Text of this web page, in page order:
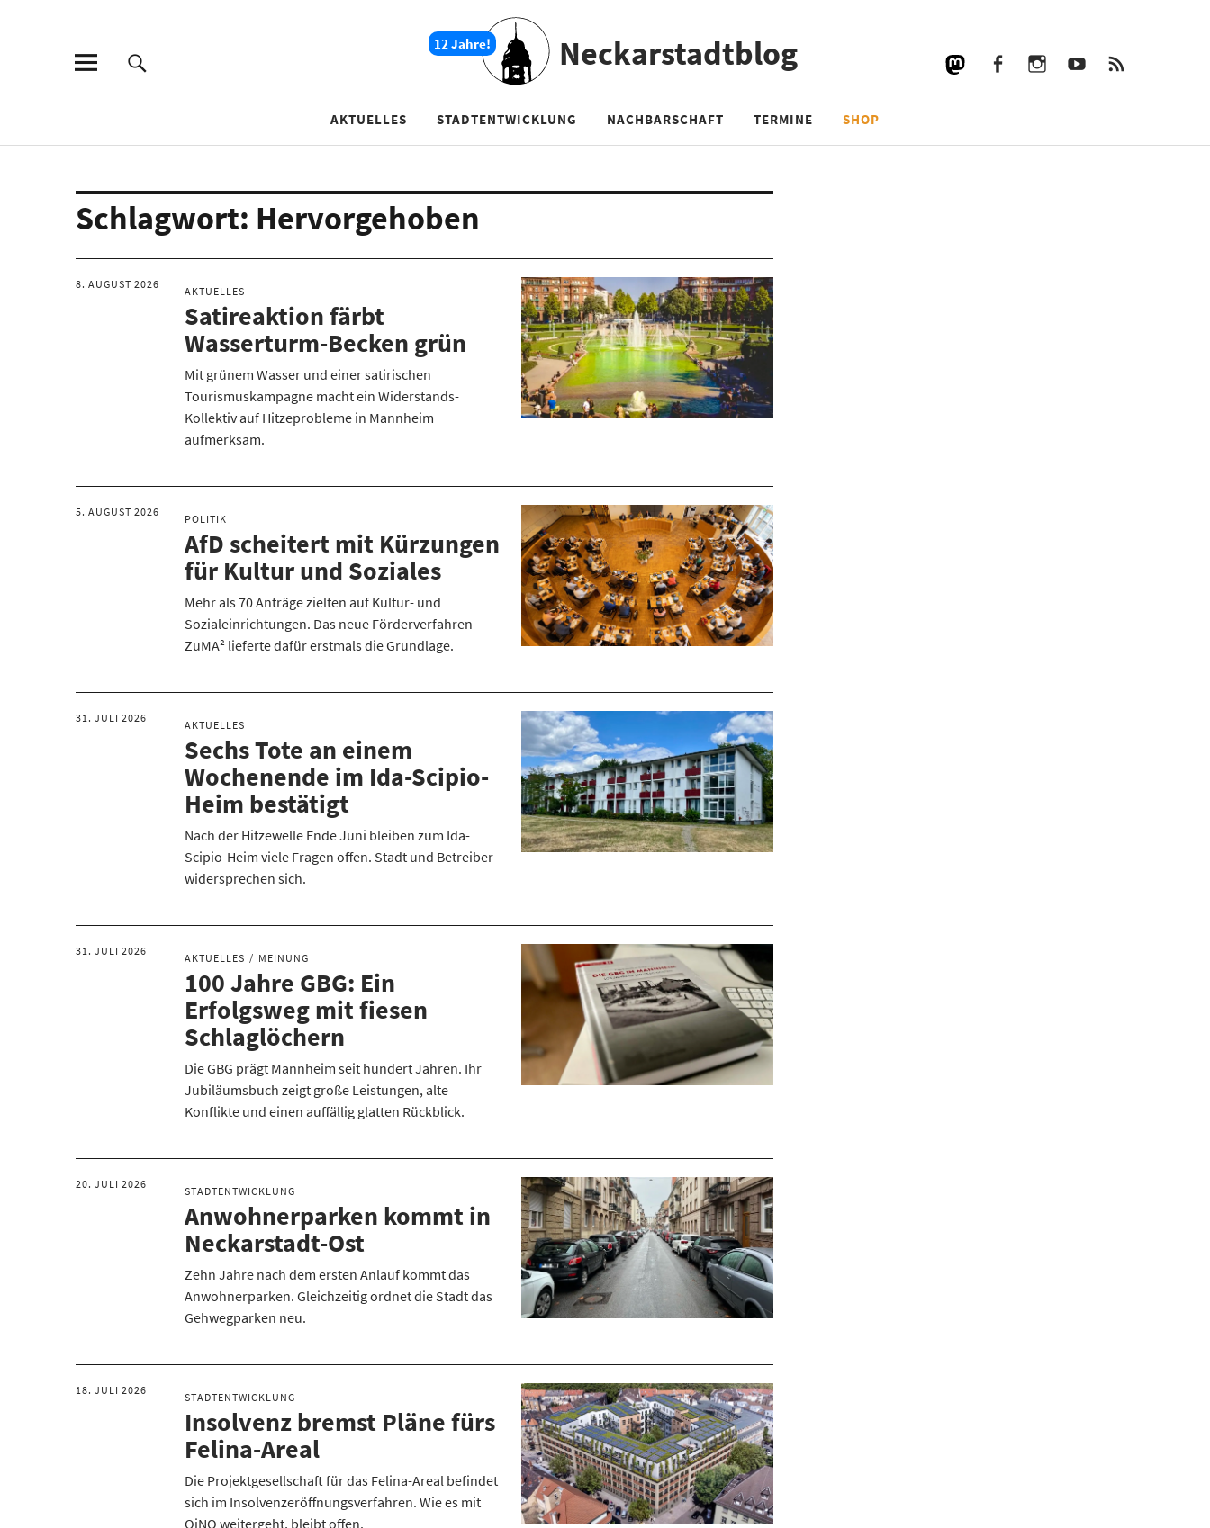
Neckarstadtblog
AKTUELLES STADTENTWICKLUNG NACHBARSCHAFT TERMINE SHOP
Schlagwort: Hervorgehoben
8. AUGUST 2026
AKTUELLES
Satireaktion färbt
Wasserturm-Becken grün
Mit grünem Wasser und einer satirischen
Tourismuskampagne macht ein Widerstands-
Kollektiv auf Hitzeprobleme in Mannheim
aufmerksam.
5. AUGUST 2026
POLITIK
AfD scheitert mit Kürzungen
für Kultur und Soziales
Mehr als 70 Anträge zielten auf Kultur- und
Sozialeinrichtungen. Das neue Förderverfahren
ZuMA² lieferte dafür erstmals die Grundlage.
31. JULI 2026
AKTUELLES
Sechs Tote an einem
Wochenende im Ida-Scipio-
Heim bestätigt
Nach der Hitzewelle Ende Juni bleiben zum Ida-
Scipio-Heim viele Fragen offen. Stadt und Betreiber
widersprechen sich.
31. JULI 2026
AKTUELLES MEINUNG
100 Jahre GBG: Ein
Erfolgsweg mit fiesen
Schlaglöchern
Die GBG prägt Mannheim seit hundert Jahren. Ihr
Jubiläumsbuch zeigt große Leistungen, alte
Konflikte und einen auffällig glatten Rückblick.
20. JULI 2026
STADTENTWICKLUNG
Anwohnerparken kommt in
Neckarstadt-Ost
Zehn Jahre nach dem ersten Anlauf kommt das
Anwohnerparken. Gleichzeitig ordnet die Stadt das
Gehwegparken neu.
18. JULI 2026
STADTENTWICKLUNG
Insolvenz bremst Pläne fürs
Felina-Areal
Die Projektgesellschaft für das Felina-Areal befindet
sich im Insolvenzeröffnungsverfahren. Wie es mit
QiNO weitergeht, bleibt offen.